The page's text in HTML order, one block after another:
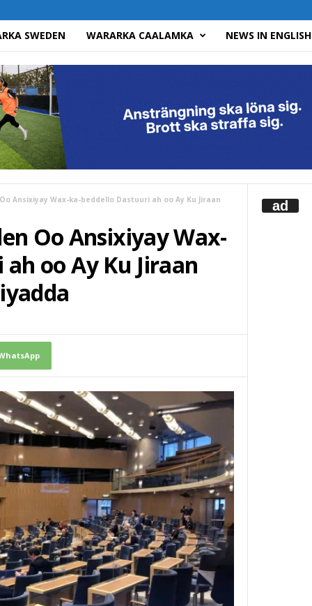
SWEDEN WARARKA CAALAMKA NEWS IN ENGLISH
Ansixiyay Wax-ka-beddello Dastuuri ah oo Ay Ku Jiraan
Oo Ansixiyay Wax-
oo Ay Ku Jiraan
ad